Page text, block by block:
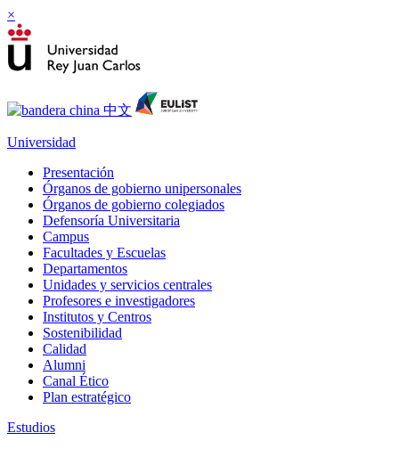
×
Universidad
Presentación
Órganos de gobierno unipersonales
Órganos de gobierno colegiados
Defensoría Universitaria
Campus
Facultades y Escuelas
Departamentos
Unidades y servicios centrales
Profesores e investigadores
Institutos y Centros
Sostenibilidad
Calidad
Alumni
Canal Ético
Plan estratégico
Estudios